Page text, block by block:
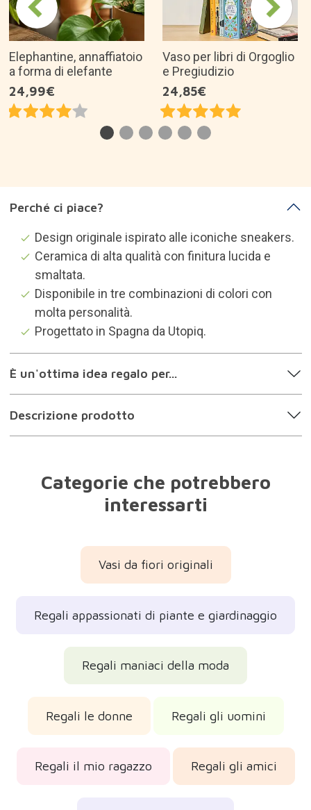
Elephantine, annaffiatoio
a forma di elefante
24,99€
Vaso per libri di Orgoglio
e Pregiudizio
24,85€
Perché ci piace?
Design originale ispirato alle iconiche sneakers.
Ceramica di alta qualità con finitura lucida e
smaltata.
Disponibile in tre combinazioni di colori con
molta personalità.
Progettato in Spagna da Utopiq.
È un'ottima idea regalo per...
Descrizione prodotto
Categorie che potrebbero
interessarti
Vasi da fiori originali
Regali appassionati di piante e giardinaggio
Regali maniaci della moda
Regali le donne Regali gli uomini
Regali il mio ragazzo Regali gli amici